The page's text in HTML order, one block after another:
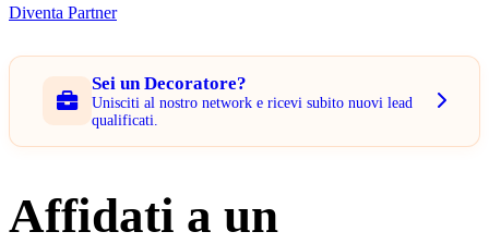
Diventa Partner
Sei un Decoratore?
Unisciti al nostro network e ricevi subito nuovi lead
qualificati.
Affidati a un